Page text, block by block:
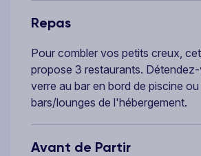
Repas
Pour combler vos petits creux,
propose 3 restaurants.
verre au bar en bord de piscine
bars/lounges de l'hébergement.
Avant de Partir